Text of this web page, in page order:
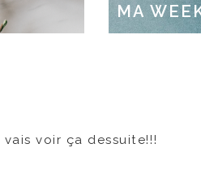
MA
voir ça dessuite!!!